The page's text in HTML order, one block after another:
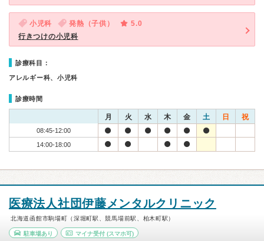
小児科 発熱（子供）
5.0
行きつけの小児科
診療科目：
アレルギー科、小児科
診療時間
月 火 水 木 金 土 日 祝
08:45-12:00
14:00-18:00
医療法人社団伊藤メンタルクリニック
北海道函館市駒場町（深堀町駅、競馬場前駅、柏木町駅）
駐車場あり マイナ受付(スマホ可)